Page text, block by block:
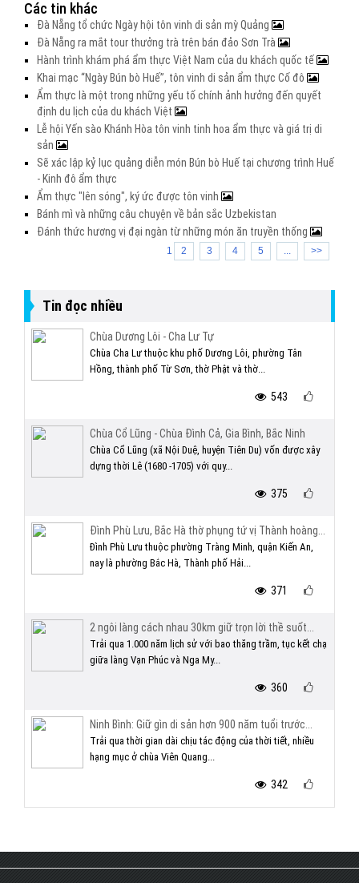
Các tin khác
Đà Nẵng tổ chức Ngày hội tôn vinh di sản mỳ Quảng
Đà Nẵng ra mắt tour thưởng trà trên bán đảo Sơn Trà
Hành trình khám phá ẩm thực Việt Nam của du khách quốc tế
Khai mạc “Ngày Bún bò Huế”, tôn vinh di sản ẩm thực Cố đô
Ẩm thực là một trong những yếu tố chính ảnh hưởng đến quyết
định du lịch của du khách Việt
Lễ hội Yến sào Khánh Hòa tôn vinh tinh hoa ẩm thực và giá trị di
sản
Sẽ xác lập kỷ lục quảng diễn món Bún bò Huế tại chương trình Huế
- Kinh đô ẩm thực
Ẩm thực "lên sóng", ký ức được tôn vinh
Bánh mì và những câu chuyện về bản sắc Uzbekistan
Đánh thức hương vị đại ngàn từ những món ăn truyền thống
1 2 3 4 5 ... >>
Tin đọc nhiều
Chùa Dương Lôi - Cha Lư Tự
Chùa Cha Lư thuộc khu phố Dương Lôi, phường Tân
Hồng, thành phố Từ Sơn, thờ Phật và thờ...
543
Chùa Cổ Lũng - Chùa Đình Cả, Gia Bình, Bắc Ninh
Chùa Cổ Lũng (xã Nội Duệ, huyện Tiên Du) vốn được xây
dựng thời Lê (1680 -1705) với quy...
375
Đình Phù Lưu, Bắc Hà thờ phụng tứ vị Thành hoàng...
Đình Phù Lưu thuộc phường Tràng Minh, quận Kiến An,
nay là phường Bắc Hà, Thành phố Hải...
371
2 ngôi làng cách nhau 30km giữ trọn lời thề suốt...
Trải qua 1.000 năm lịch sử với bao thăng trầm, tục kết chạ
giữa làng Vạn Phúc và Nga My...
360
Ninh Bình: Giữ gìn di sản hơn 900 năm tuổi trước...
Trải qua thời gian dài chịu tác động của thời tiết, nhiều
hạng mục ở chùa Viên Quang...
342